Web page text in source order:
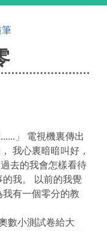
筆
」 電視機裏傳出
我心裏暗暗叫好，
去的我會怎樣看待
我。 以前的我覺
有一個零分的教
數小測試卷給大